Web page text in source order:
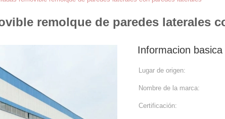
remolque de paredes laterales
Informacion basica
Lugar de origen:
Nombre de la marca:
Certificación: